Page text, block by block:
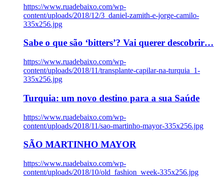
https://www.ruadebaixo.com/wp-
content/uploads/2018/12/3_daniel-zamith-e-jorge-camilo-
335x256.jpg
Sabe o que são ‘bitters’? Vai querer descobrir…
https://www.ruadebaixo.com/wp-
content/uploads/2018/11/transplante-capilar-na-turquia_1-
335x256.jpg
Turquia: um novo destino para a sua Saúde
https://www.ruadebaixo.com/wp-
content/uploads/2018/11/sao-martinho-mayor-335x256.jpg
SÃO MARTINHO MAYOR
https://www.ruadebaixo.com/wp-
content/uploads/2018/10/old_fashion_week-335x256.jpg